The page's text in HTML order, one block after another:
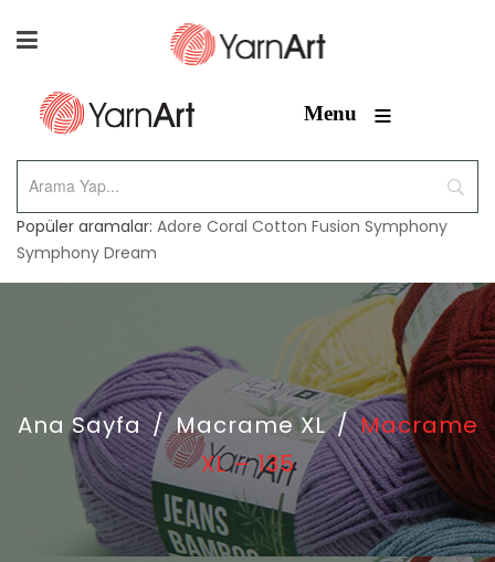
Menu ≡
Popüler aramalar: Adore Coral Cotton Fusion Symphony
Symphony Dream
Ana Sayfa / Macrame XL / Macrame
XL – 135